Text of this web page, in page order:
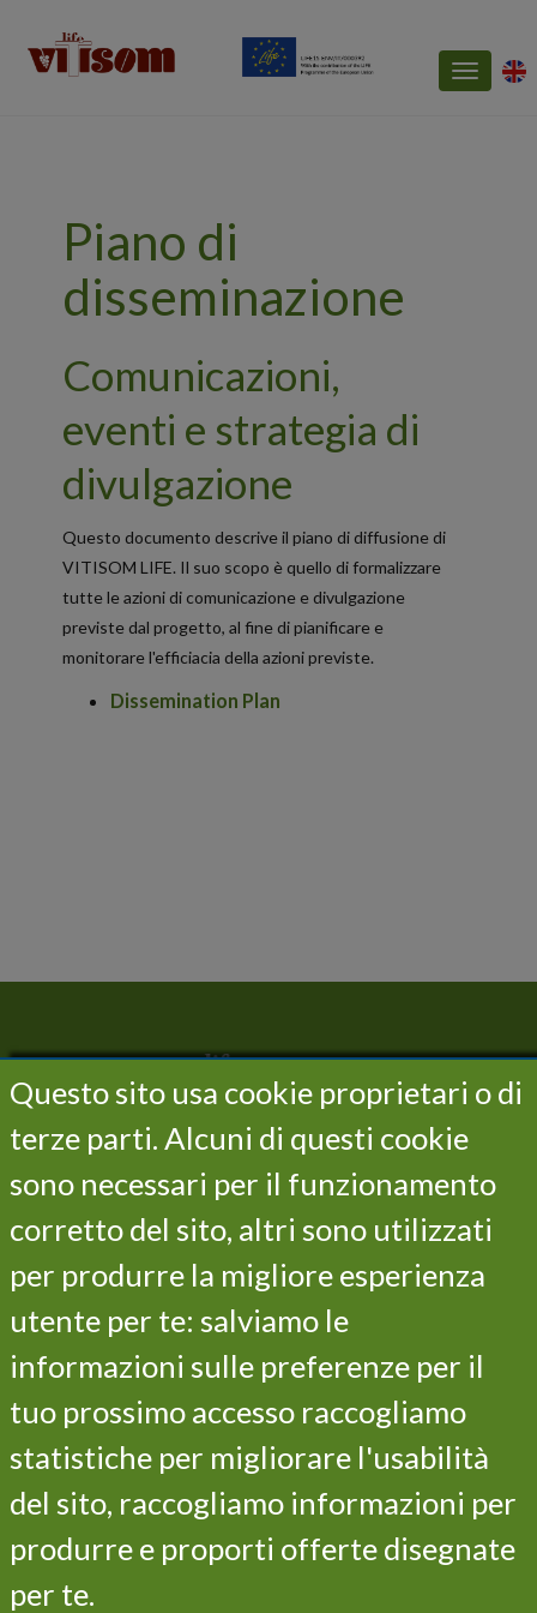
Toggle
Piano di
disseminazione
Comunicazioni,
eventi e strategia di
divulgazione
Questo documento descrive il piano di diffusione di
VITISOM LIFE. Il suo scopo è quello di formalizzare
tutte le azioni di comunicazione e divulgazione
previste dal progetto, al fine di pianificare e
monitorare l'efficiacia della azioni previste.
Dissemination Plan
LIFE VITISOM
Il progetto
Gli obiettivi
Le azioni
I risultati
Il programma LIFE
Contatti
Privacy and cookie policy
Iscriviti alla newsletter
Questo sito usa cookie proprietari o di
terze parti. Alcuni di questi cookie
sono necessari per il funzionamento
corretto del sito, altri sono utilizzati
per produrre la migliore esperienza
utente per te: salviamo le
informazioni sulle preferenze per il
tuo prossimo accesso raccogliamo
statistiche per migliorare l'usabilità
del sito, raccogliamo informazioni per
produrre e proporti offerte disegnate
per te.